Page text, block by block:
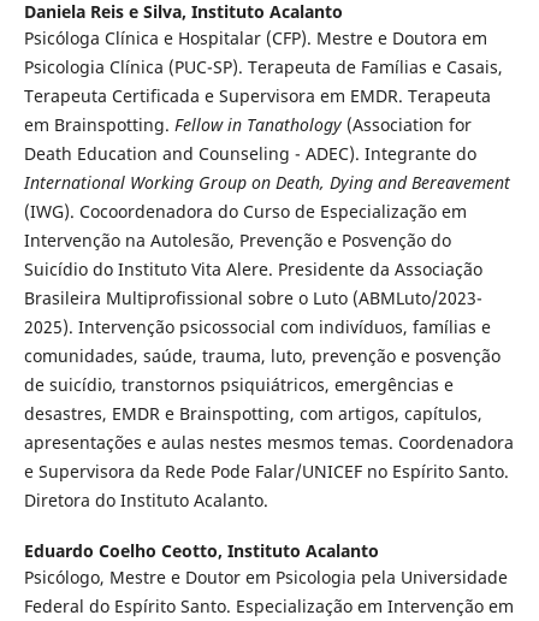
Daniela Reis e Silva, Instituto Acalanto
Psicóloga Clínica e Hospitalar (CFP). Mestre e Doutora em
Psicologia Clínica (PUC-SP). Terapeuta de Famílias e Casais,
Terapeuta Certificada e Supervisora em EMDR. Terapeuta
em Brainspotting. Fellow in Tanathology(Association for
Death Education and Counseling - ADEC). Integrante do
International Working Group on Death, Dying and Bereavement
(IWG). Cocoordenadora do Curso de Especialização em
Intervenção na Autolesão, Prevenção e Posvenção do
Suicídio do Instituto Vita Alere. Presidente da Associação
Brasileira Multiprofissional sobre o Luto (ABMLuto/2023-
2025). Intervenção psicossocial com indivíduos, famílias e
comunidades, saúde, trauma, luto, prevenção e posvenção
de suicídio, transtornos psiquiátricos, emergências e
desastres, EMDR e Brainspotting, com artigos, capítulos,
apresentações e aulas nestes mesmos temas. Coordenadora
e Supervisora da Rede Pode Falar/UNICEF no Espírito Santo.
Diretora do Instituto Acalanto.
Eduardo Coelho Ceotto, Instituto Acalanto
Psicólogo, Mestre e Doutor em Psicologia pela Universidade
Federal do Espírito Santo. Especialização em Intervenção em